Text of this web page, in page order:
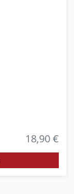
18,90 €